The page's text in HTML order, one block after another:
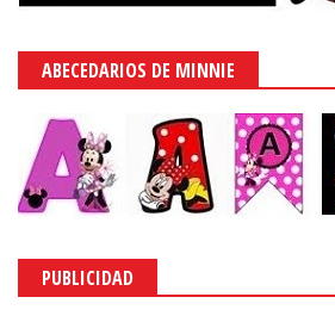
ABECEDARIOS DE MINNIE
PUBLICIDAD